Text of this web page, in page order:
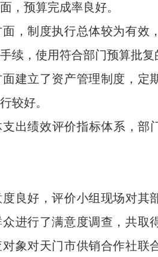
预算完成率良好。
制度执行总体较为有效
续，使用符合部门预算批复
立了资产管理制度，定
较好。
绩效评价指标体系，部
好，评价小组现场对其
进行了满意度调查，共取
象对天门市供销合作社联